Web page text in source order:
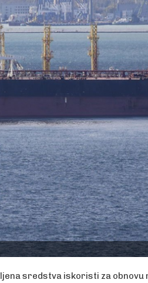
sredstva iskoristi za obnovu